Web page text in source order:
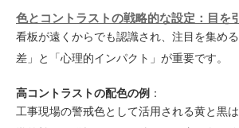
色とコントラストの戦略的な設定：目を
看板が遠くからでも認識され、注目を集め
差」と「心理的インパクト」が重要です。
高コントラストの配色の例 ：
工事現場の警戒色として活用される黄と黒